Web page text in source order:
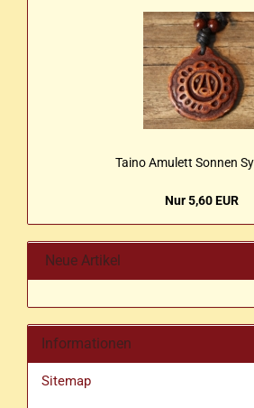
Taino Amu­lett Son­nen
Nur 5,60 EUR
Neue Artikel
Informationen
Sitemap